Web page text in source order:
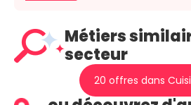
Métiers
secteur
20 offres dans